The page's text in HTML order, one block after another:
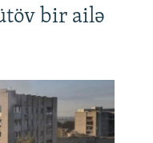
bir ailə